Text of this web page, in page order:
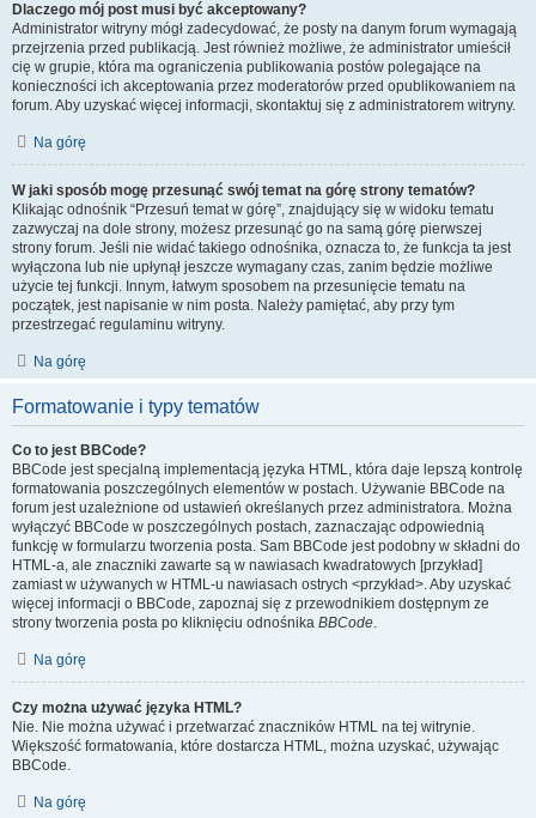
Dlaczego mój post musi być akceptowany?
Administrator witryny mógł zadecydować, że posty na danym forum wymagają
przejrzenia przed publikacją. Jest również możliwe, że administrator umieścił
cię w grupie, która ma ograniczenia publikowania postów polegające na
konieczności ich akceptowania przez moderatorów przed opublikowaniem na
forum. Aby uzyskać więcej informacji, skontaktuj się z administratorem witryny.
Na górę
W jaki sposób mogę przesunąć swój temat na górę strony tematów?
Klikając odnośnik “Przesuń temat w górę”, znajdujący się w widoku tematu
zazwyczaj na dole strony, możesz przesunąć go na samą górę pierwszej
strony forum. Jeśli nie widać takiego odnośnika, oznacza to, że funkcja ta jest
wyłączona lub nie upłynął jeszcze wymagany czas, zanim będzie możliwe
użycie tej funkcji. Innym, łatwym sposobem na przesunięcie tematu na
początek, jest napisanie w nim posta. Należy pamiętać, aby przy tym
przestrzegać regulaminu witryny.
Na górę
Formatowanie i typy tematów
Co to jest BBCode?
BBCode jest specjalną implementacją języka HTML, która daje lepszą kontrolę
formatowania poszczególnych elementów w postach. Używanie BBCode na
forum jest uzależnione od ustawień określanych przez administratora. Można
wyłączyć BBCode w poszczególnych postach, zaznaczając odpowiednią
funkcję w formularzu tworzenia posta. Sam BBCode jest podobny w składni do
HTML-a, ale znaczniki zawarte są w nawiasach kwadratowych [przykład]
zamiast w używanych w HTML-u nawiasach ostrych <przykład>. Aby uzyskać
więcej informacji o BBCode, zapoznaj się z przewodnikiem dostępnym ze
strony tworzenia posta po kliknięciu odnośnika BBCode.
Na górę
Czy można używać języka HTML?
Nie. Nie można używać i przetwarzać znaczników HTML na tej witrynie.
Większość formatowania, które dostarcza HTML, można uzyskać, używając
BBCode.
Na górę